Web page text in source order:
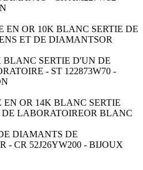
EN OR 10K BLANC SERTIE DE
ET DE DIAMANTSOR
EN OR 14K BLANC SERTIE
LABORATOIREOR BLANC